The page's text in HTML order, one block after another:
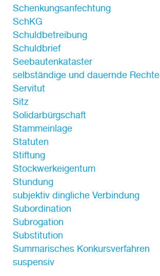
Schenkungsanfechtung
SchKG
Schuldbetreibung
Schuldbrief
Seebautenkataster
selbständige und dauernde Rechte
Servitut
Sitz
Solidarbürgschaft
Stammeinlage
Statuten
Stiftung
Stockwerkeigentum
Stundung
subjektiv dingliche Verbindung
Subordination
Subrogation
Substitution
Summarisches Konkursverfahren
suspensiv